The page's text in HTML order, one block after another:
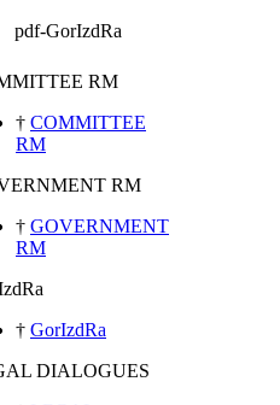
pdf-GorIzdRa
RM
† COMMITTEE
RM
RM
† GOVERNMENT
RM
† GorIzdRa
DIALOGUES